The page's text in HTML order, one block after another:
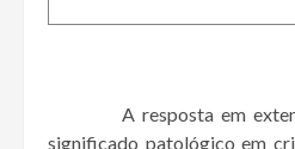
A resposta em
significado patológico em